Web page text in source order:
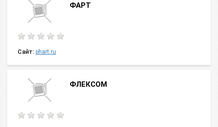
ФАРТ
Сайт: phart.ru
ФЛЕКСОМ